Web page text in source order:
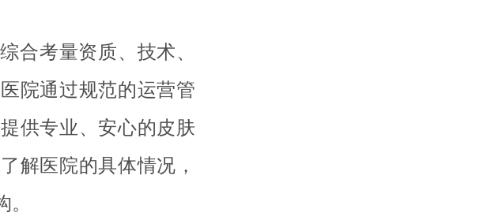
合考量资质、技术、
院通过规范的运营管
供专业、安心的皮肤
解医院的具体情况，